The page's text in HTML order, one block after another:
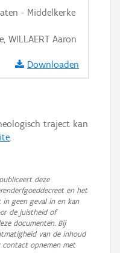
- Middelkerke
WILLAERT Aaron
Downloaden
traject kan
.
deze
en het
in geen geval in en kan
de juistheid of
documenten. Bij
van de inhoud
contact opnemen met